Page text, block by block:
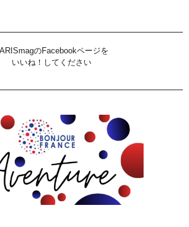
のFacebookページを
いいね！してください